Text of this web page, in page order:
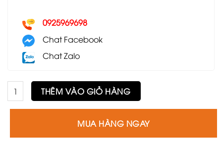
0925969698
Chat Facebook
Chat Zalo
Ghế sofa đơn GSF46 số lượng
THÊM VÀO GIỎ HÀNG
MUA HÀNG NGAY